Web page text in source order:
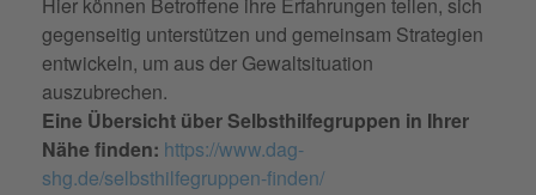
gegenseitig unterstützen und gemeinsam Strategien
entwickeln, um aus der Gewaltsituation
auszubrechen.
Eine Übersicht über Selbsthilfegruppen in Ihrer
Nähe finden: https://www.dag-
shg.de/selbsthilfegruppen-finden/